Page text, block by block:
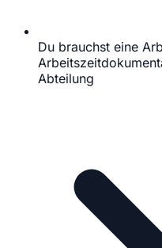
Du brauchst eine
Abteilung